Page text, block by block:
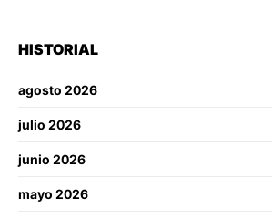
HISTORIAL
agosto 2026
julio 2026
junio 2026
mayo 2026